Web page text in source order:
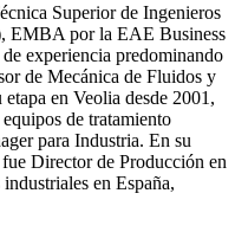
Superior de Ingenieros
EMBA por la EAE Business
experiencia predominando
de Mecánica de Fluidos y
en Veolia desde 2001,
de tratamiento
para Industria. En su
Director de Producción en
en España,